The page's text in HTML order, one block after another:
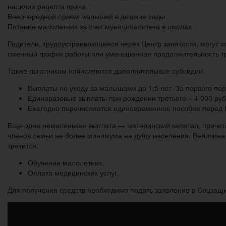
наличии рецепта врача
Внеочередной прием малышей в детские сады
Питание малолетних за счет муниципалитета в школах
Родители, трудоустраивающиеся через Центр занятости,
сменный график работы или уменьшенная продолжительность
Также льготникам начисляются дополнительные субсидии:
Выплаты по уходу за малышами до 1,5 лет. За первого
Единоразовые выплаты при рождении третьего – 4 000
Ежегодно перечисляется единовременное пособие
Еще одна немаленькая выплата — материнский капитал,
членов семьи не более минимума на душу населения.
тратится:
Обучение малолетних.
Оплата медицинских услуг.
Для получения средств необходимо подать заявление в